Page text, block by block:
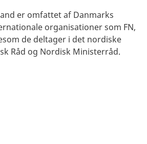
LinkedIn
er omfattet af Danmarks
organisationer som FN,
de deltager i det nordiske
Råd og Nordisk Ministerråd.